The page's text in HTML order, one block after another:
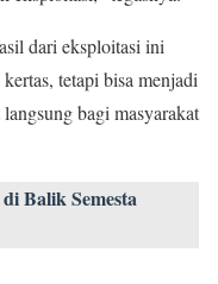
dari eksploitasi ini
tetapi bisa menjadi
bagi masyarakat
Balik Semesta